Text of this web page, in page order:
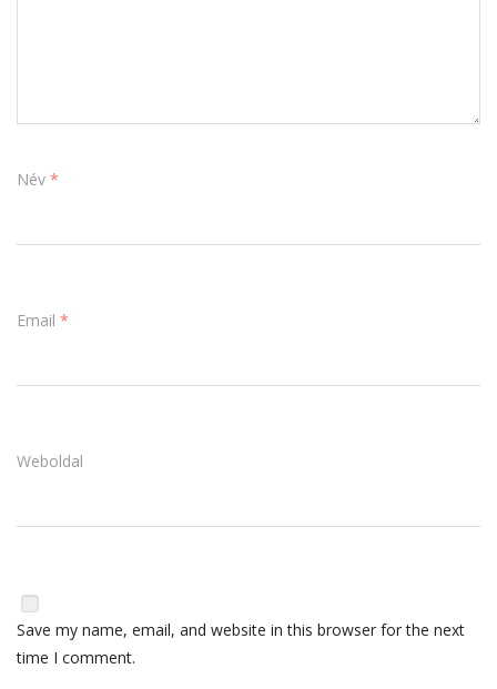
Név *
Email *
Weboldal
Save my name, email, and website in this browser for the next
time I comment.